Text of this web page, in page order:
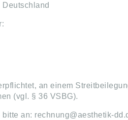
an einem
(vgl. § 36 VSBG).
an: rechnung@aesthetik-